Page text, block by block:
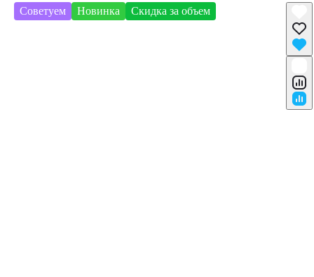
Советуем Новинка Скидка за объем